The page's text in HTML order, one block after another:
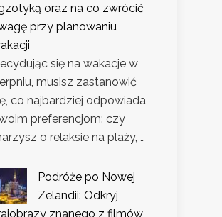
oraz na co zwrócić
przy planowaniu
się na wakacje w
musisz zastanowić
co najbardziej odpowiada
preferencjom: czy
o relaksie na plaży, …
Podróże po Nowej
Zelandii: Odkryj
znanego z filmów